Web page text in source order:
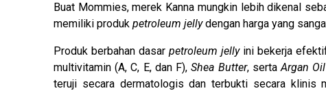
Buat Mommies, merek Kanna mungkin lebih dikenal
memiliki produk petroleum jellydengan harga yang
Produk berbahan dasar petroleum jellyini bekerja efektif
multivitamin (A, C, E, dan F),Shea Butter, sertaArgan Oil
teruji secara dermatologis dan terbukti secara klinis